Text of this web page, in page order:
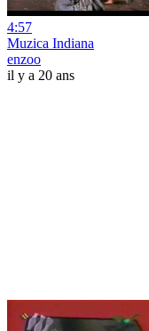
4:57
Muzica Indiana
enzoo
il y a 20 ans